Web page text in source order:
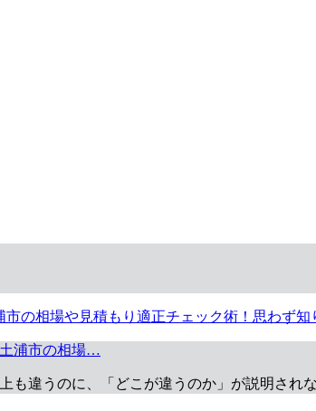
浦市の相場…
も違うのに、「どこが違うのか」が説明され